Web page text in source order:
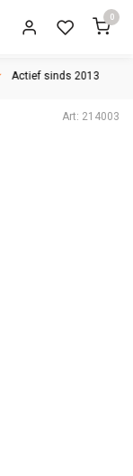
0
Actief sinds 2013
Art: 214003